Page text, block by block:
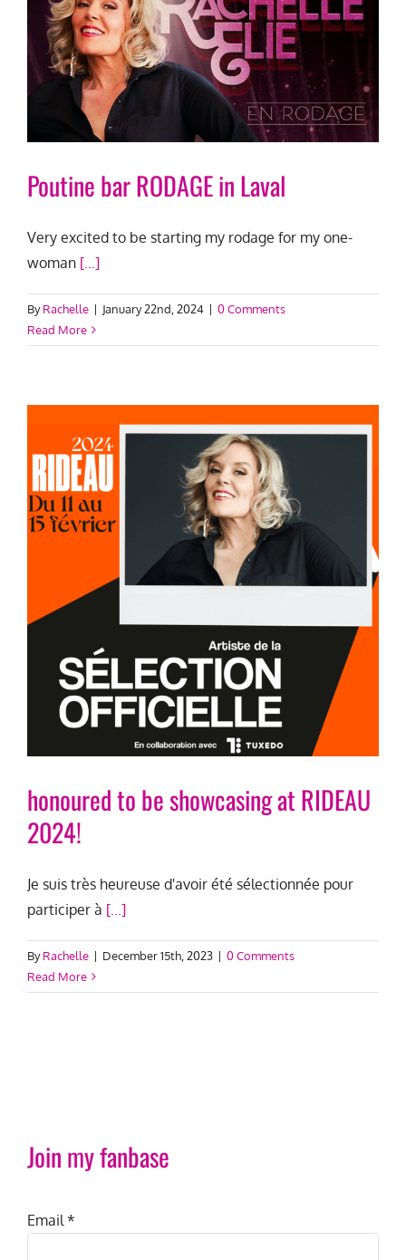
Poutine bar RODAGE in Laval
Very excited to be starting my rodage for my one-
woman [...]
ByRachelle | January 22nd, 2024 | 0 Comments
Read More
honoured to be showcasing at RIDEAU
2024!
Je suis très heureuse d'avoir été sélectionnée pour
participer à [...]
ByRachelle | December 15th, 2023 | 0 Comments
Read More
Join my fanbase
Email*